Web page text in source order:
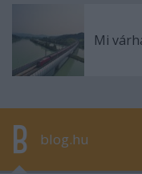
Mi
blog.hu